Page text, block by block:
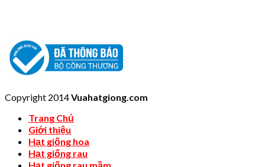
Copyright 2014Vuahatgiong.com
Trang Chủ
Giới thiệu
Hạt giống hoa
Hạt giống rau
Hạt giống rau mầm